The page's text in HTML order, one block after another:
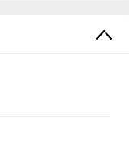
o klasach